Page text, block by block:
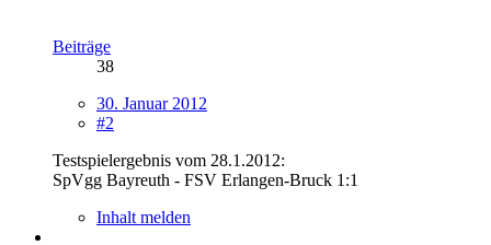
Beiträge
38
30. Januar 2012
#2
Testspielergebnis vom 28.1.2012:
SpVgg Bayreuth - FSV Erlangen-Bruck 1:1
Inhalt melden